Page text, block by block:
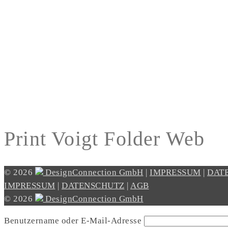
Print Voigt Folder Web
© 2026 DesignConnection GmbH IMPRESSUM
IMPRESSUM
DATENSCHUTZ
AGB
© 2026
DesignConnection GmbH
Benutzername oder E-Mail-Adresse